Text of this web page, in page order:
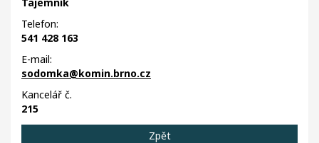
Telefon:
541 428 163
E-mail:
sodomka@komin.brno.cz
Kancelář č.
215
Zpět